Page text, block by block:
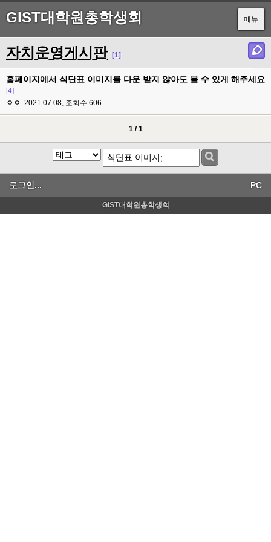
GIST대학원총학생회 메뉴
자치운영게시판 [1]
홈페이지에서 식단표 이미지를 다운 받지 않아도 볼 수 있게 해주세요
[4]
ㅇㅇ 2021.07.08, 조회수 606
1 / 1
로그인... PC
GIST대학원총학생회